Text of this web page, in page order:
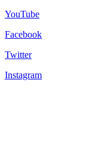
YouTube
Facebook
Twitter
Instagram